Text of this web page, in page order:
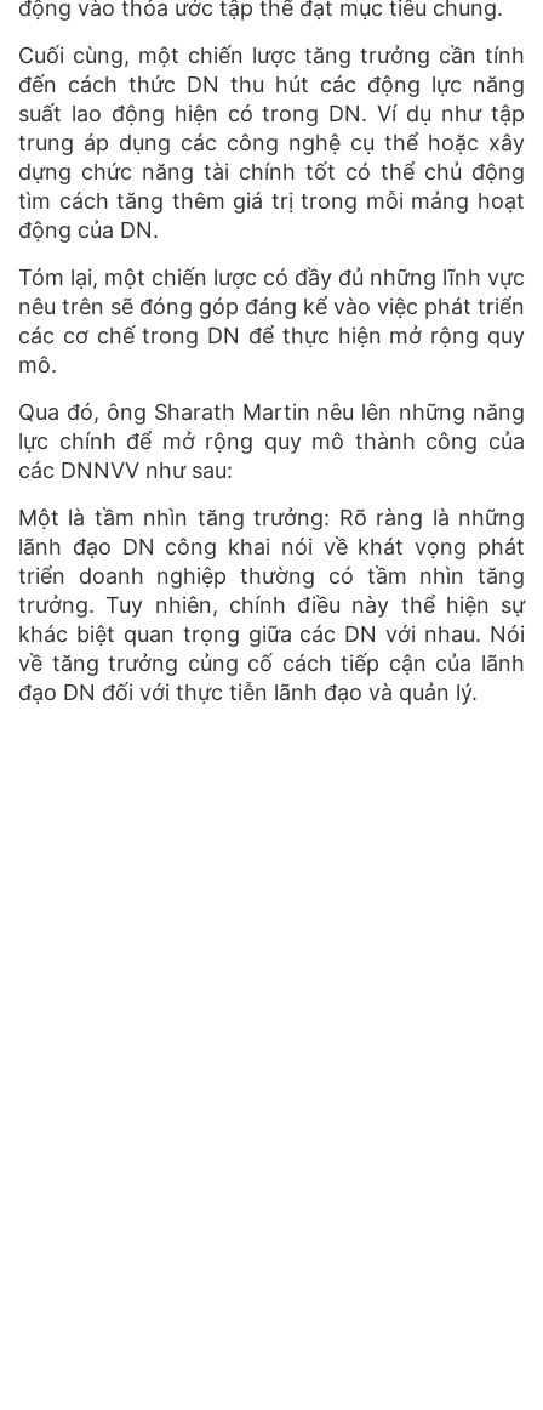
động vào thỏa ước tập thể đạt mục tiêu chung.
Cuối cùng, một chiến lược tăng trưởng cần tính
đến cách thức DN thu hút các động lực năng
suất lao động hiện có trong DN. Ví dụ như tập
trung áp dụng các công nghệ cụ thể hoặc xây
dựng chức năng tài chính tốt có thể chủ động
tìm cách tăng thêm giá trị trong mỗi mảng hoạt
động của DN.
Tóm lại, một chiến lược có đầy đủ những lĩnh vực
nêu trên sẽ đóng góp đáng kể vào việc phát triển
các cơ chế trong DN để thực hiện mở rộng quy
mô.
Qua đó, ông Sharath Martin nêu lên những năng
lực chính để mở rộng quy mô thành công của
các DNNVV như sau:
Một là tầm nhìn tăng trưởng: Rõ ràng là những
lãnh đạo DN công khai nói về khát vọng phát
triển doanh nghiệp thường có tầm nhìn tăng
trưởng. Tuy nhiên, chính điều này thể hiện sự
khác biệt quan trọng giữa các DN với nhau. Nói
về tăng trưởng củng cố cách tiếp cận của lãnh
đạo DN đối với thực tiễn lãnh đạo và quản lý.